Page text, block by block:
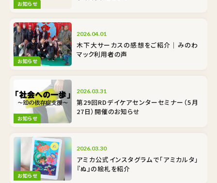
お知らせ
お知らせ
2026.04.01
木下大サーカスの感想をご紹介｜みのわ
マック利用者の声
お知らせ
2026.03.31
第29回RDデイケアセンターセミナー（5月
27日）開催のお知らせ
お知らせ
2026.03.30
アミカ公式インスタグラムで「アミカルタ」
『ぬ』の絵札を紹介